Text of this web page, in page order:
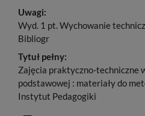
Uwagi:
Wyd. 1 pt. Wychowanie
Bibliogr
Tytuł pełny:
Zajęcia praktyczno-techniczne
podstawowej : materiały do
Instytut Pedagogiki